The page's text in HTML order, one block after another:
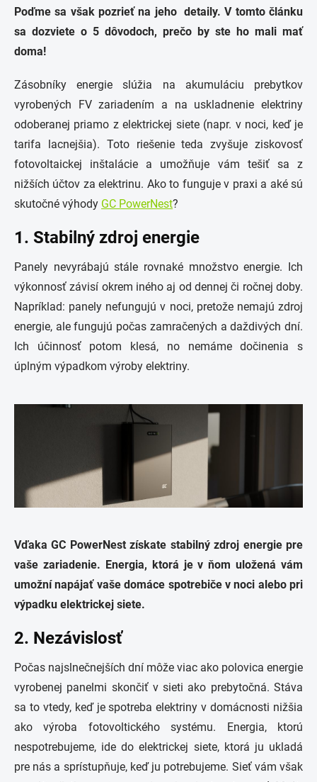
Poďme sa však pozrieť na jeho detaily. V tomto článku
sa dozviete o 5 dôvodoch, prečo by ste ho mali mať
doma!
Zásobníky energie slúžia na akumuláciu prebytkov
vyrobených FV zariadením a na uskladnenie elektriny
odoberanej priamo z elektrickej siete (napr. v noci, keď je
tarifa lacnejšia). Toto riešenie teda zvyšuje ziskovosť
fotovoltaickej inštalácie a umožňuje vám tešiť sa z
nižších účtov za elektrinu. Ako to funguje v praxi a aké sú
skutočné výhody GC PowerNest?
1. Stabilný zdroj energie
Panely nevyrábajú stále rovnaké množstvo energie. Ich
výkonnosť závisí okrem iného aj od dennej či ročnej doby.
Napríklad: panely nefungujú v noci, pretože nemajú zdroj
energie, ale fungujú počas zamračených a daždivých dní.
Ich účinnosť potom klesá, no nemáme dočinenia s
úplným výpadkom výroby elektriny.
Vďaka GC PowerNest získate stabilný zdroj energie pre
vaše zariadenie. Energia, ktorá je v ňom uložená vám
umožní napájať vaše domáce spotrebiče v noci alebo pri
výpadku elektrickej siete.
2. Nezávislosť
Počas najslnečnejších dní môže viac ako polovica energie
vyrobenej panelmi skončiť v sieti ako prebytočná. Stáva
sa to vtedy, keď je spotreba elektriny v domácnosti nižšia
ako výroba fotovoltického systému. Energia, ktorú
nespotrebujeme, ide do elektrickej siete, ktorá ju ukladá
pre nás a sprístupňuje, keď ju potrebujeme. Sieť vám však